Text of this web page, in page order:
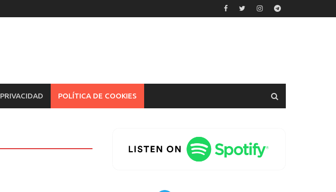
POLÍTICA DE COOKIES